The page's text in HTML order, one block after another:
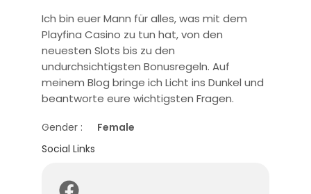
Ich bin euer Mann für alles, was mit dem
Playfina Casino zu tun hat, von den
neuesten Slots bis zu den
undurchsichtigsten Bonusregeln. Auf
meinem Blog bringe ich Licht ins Dunkel und
beantworte eure wichtigsten Fragen.
Gender :
Female
Social Links